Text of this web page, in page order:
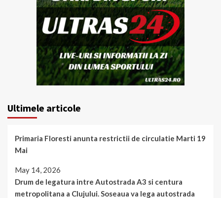
Ultimele articole
Primaria Floresti anunta restrictii de circulatie Marti 19
Mai
May 14, 2026
Drum de legatura intre Autostrada A3 si centura
metropolitana a Clujului. Soseaua va lega autostrada